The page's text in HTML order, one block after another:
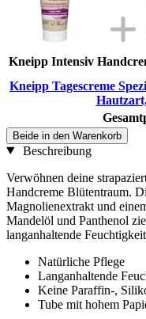
Kneipp Intensiv
Kneipp Tagescreme
Beide in den Warenkorb
Beschreibung
Verwöhnen deine
Handcreme Blütentraum.
Magnolienextrakt und
Mandelöl und Panthenol
langanhaltende
Natürliche Pflege
Langanhaltende
Keine Paraffin-,
Tube mit hohem